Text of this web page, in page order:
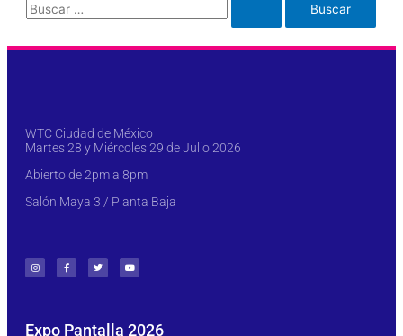
WTC Ciudad de México
Martes 28 y Miércoles 29 de Julio 2026
Abierto de 2pm a 8pm
Salón Maya 3 / Planta Baja
Expo Pantalla 2026